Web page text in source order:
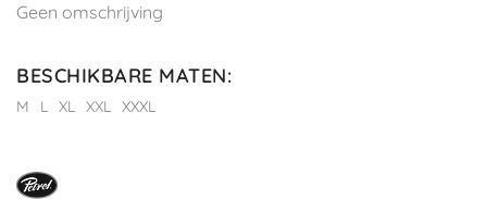
Geen omschrijving
BESCHIKBARE MATEN:
M L XL XXL XXXL